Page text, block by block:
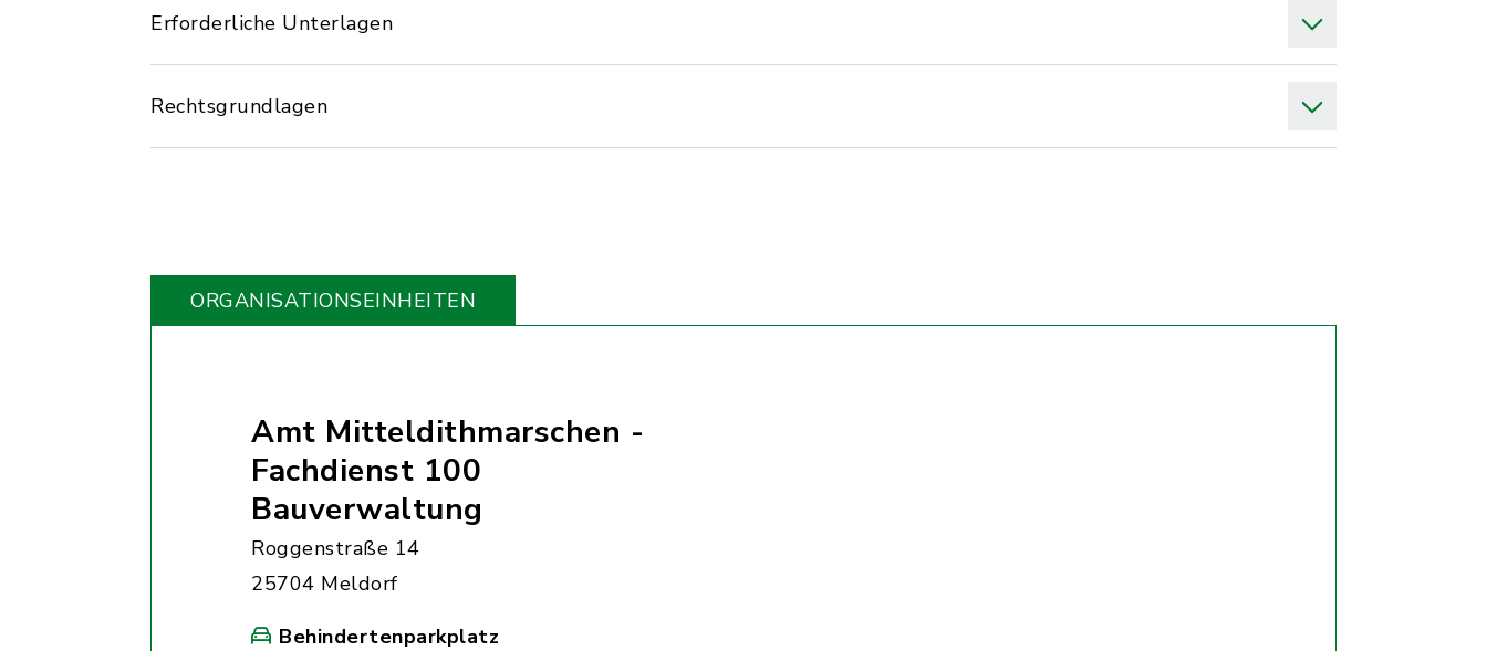
Erforderliche Unterlagen
Rechtsgrundlagen
ORGANISATIONS­EINHEITEN
Amt Mitteldithmarschen -
Fachdienst 100
Bauverwaltung
Roggenstraße 14
25704 Meldorf
Behindertenparkplatz